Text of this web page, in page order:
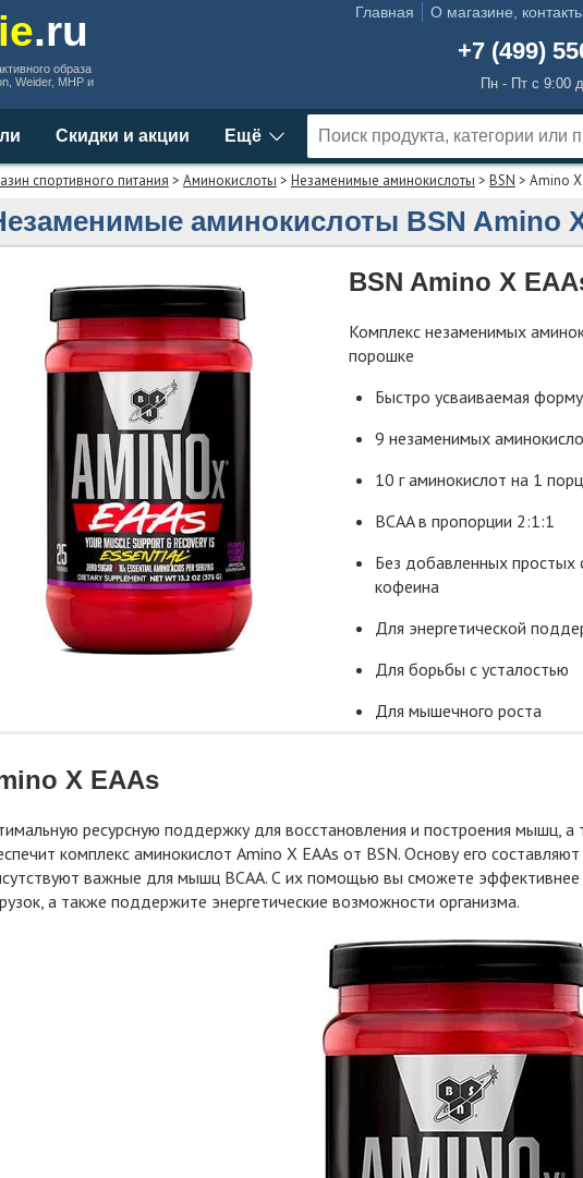
.ru
образа
Weider, MHP и
Главная О магазине, контакты
+7 (499)
Пн - Пт с 9:00
Скидки и акции Ещё
спортивного питания > Аминокислоты > Незаменимые аминокислоты > BSN > Amino X
аминокислоты BSN Amino
BSN Amino X
Комплекс незаменимых
порошке
Быстро усваиваемая
9 незаменимых
10 г аминокислот на 1
BCAA в пропорции 2:1:1
Без добавленных простых
кофеина
Для энергетической
Для борьбы с усталостью
Для мышечного роста
X EAAs
ресурсную поддержку для восстановления и построения мышц, а
комплекс аминокислот Amino X EAAs от BSN. Основу его
важные для мышц BCAA. С их помощью вы сможете эффективнее
а также поддержите энергетические возможности организма.